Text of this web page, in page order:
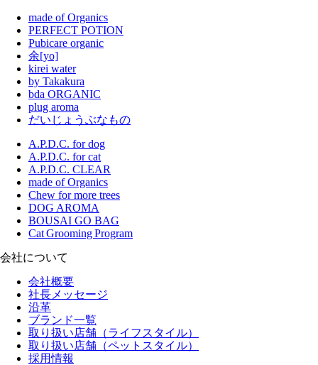
made of Organics
PERFECT POTION
Pubicare organic
余[yo]
kirei water
by Takakura
bda ORGANIC
plug aroma
だいじょうぶなもの
A.P.D.C. for dog
A.P.D.C. for cat
A.P.D.C. CLEAR
made of Organics
Chew for more trees
DOG AROMA
BOUSAI GO BAG
Cat Grooming Program
会社について
会社概要
社長メッセージ
沿革
ブランド一覧
取り扱い店舗（ライフスタイル）
取り扱い店舗（ペットスタイル）
採用情報